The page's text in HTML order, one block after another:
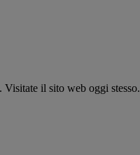
il sito web oggi stesso.